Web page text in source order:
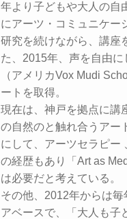
年より子どもや大人の自
にアーツ・コミュニケー
研究を続けながら、講座
た、2015年、声を自由
（アメリカVox Mudi
ートを取得。
現在は、神戸を拠点に講
の自然のと触れ合うアー
にして、アーツセラピー
の経歴もあり「Art as
は必要だと考えている。
その他、2012年からは
アベースで、「大人も子